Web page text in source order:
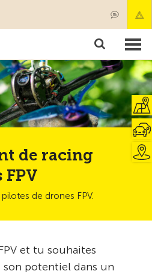
de racing
de drones FPV.
et tu souhaites
potentiel dans un